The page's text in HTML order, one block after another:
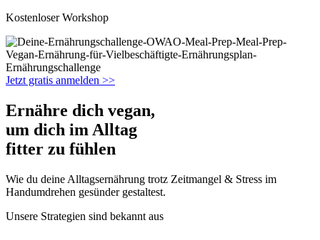
Kostenloser Workshop
Jetzt gratis anmelden >>
Ernähre dich vegan,
um dich im Alltag
fitter zu fühlen
Wie du deine Alltagsernährung trotz Zeitmangel & Stress im
Handumdrehen gesünder gestaltest.
Unsere Strategien sind bekannt aus